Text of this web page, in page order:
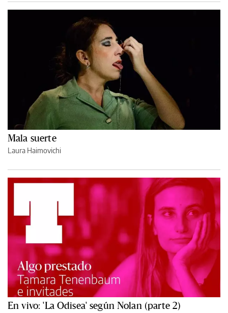
Mala suerte
Laura Haimovichi
En vivo: 'La Odisea' según Nolan (parte 2)